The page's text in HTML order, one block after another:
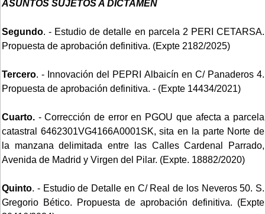
ASUNTOS SUJETOS A DICTAMEN
Segundo. - Estudio de detalle en parcela 2 PERI CETARSA.
Propuesta de aprobación definitiva. (Expte 2182/2025)
Tercero. - Innovación del PEPRI Albaicín en C/ Panaderos 4.
Propuesta de aprobación definitiva. - (Expte 14434/2021)
Cuarto. - Corrección de error en PGOU que afecta a parcela
catastral 6462301VG4166A0001SK, sita en la parte Norte de
la manzana delimitada entre las Calles Cardenal Parrado,
Avenida de Madrid y Virgen del Pilar. (Expte. 18882/2020)
Quinto. - Estudio de Detalle en C/ Real de los Neveros 50. S.
Gregorio Bético. Propuesta de aprobación definitiva. (Expte